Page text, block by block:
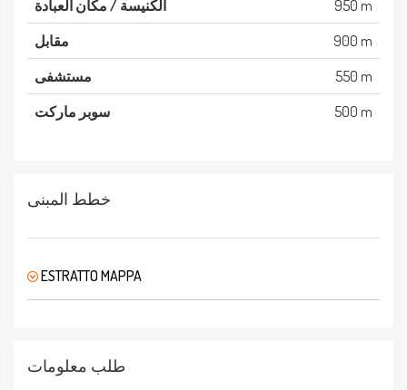
الكنيسة / مكان العبادة
950 m
مقابل
900 m
مستشفى
550 m
سوبر ماركت
500 m
خطط المبنى
ESTRATTO MAPPA
طلب معلومات